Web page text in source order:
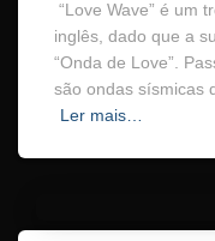
“Love Wave” é um
inglês, dado que a
“Onda de Love”.
são ondas sísmicas
Ler mais…